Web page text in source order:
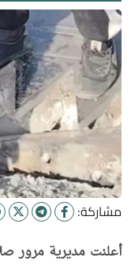
مشاركة:
أعلنت مديرية مرور